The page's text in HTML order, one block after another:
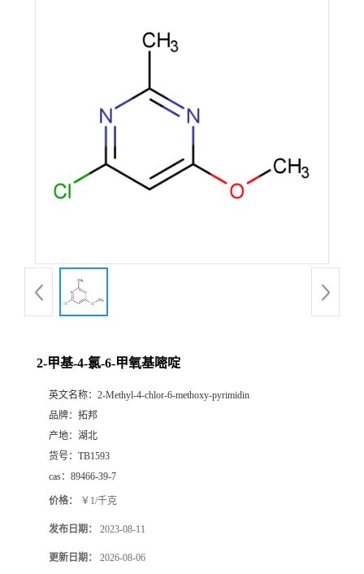
2-甲基-4-氯-6-甲氧基嘧啶
英文名称： 2-Methyl-4-chlor-6-methoxy-pyrimidin
品牌： 拓邦
产地： 湖北
货号： TB1593
cas： 89466-39-7
价格： ￥1/千克
发布日期： 2023-08-11
更新日期： 2026-08-06